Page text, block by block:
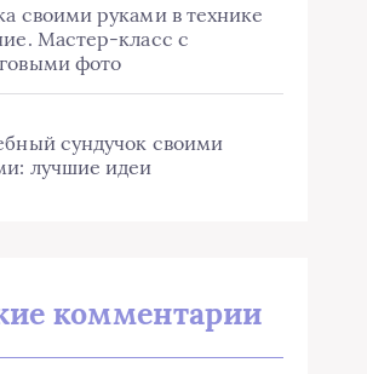
своими руками в технике
Мастер-класс с
фото
сундучок своими
лучшие идеи
комментарии